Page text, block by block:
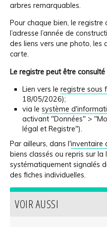
arbres remarquables.
Pour chaque bien, le
l’adresse l’année de
des liens vers une photo, les
carte.
Le registre peut être
Lien vers le registre sous
18/05/2026);
via le système
activant "Données" >
légal et Registre").
Par ailleurs, dans l'inventaire
biens classés ou repris sur
systématiquement signalés
des fiches individuelles.
VOIR AUSSI